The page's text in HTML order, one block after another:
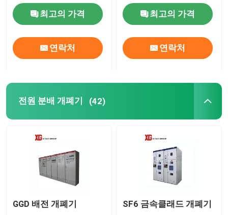
집
제품
우리에 대하여
공장 여행
최고의 가격
연락처
최고의 가격
연락처
전원 분배 개폐기 (42)
GGD 배전 개폐기 SF6 금속클래드 개폐기